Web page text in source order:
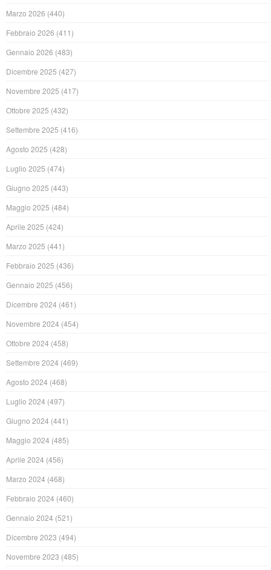
Marzo 2026 (440)
Febbraio 2026 (411)
Gennaio 2026 (483)
Dicembre 2025 (427)
Novembre 2025 (417)
Ottobre 2025 (432)
Settembre 2025 (416)
Agosto 2025 (428)
Luglio 2025 (474)
Giugno 2025 (443)
Maggio 2025 (484)
Aprile 2025 (424)
Marzo 2025 (441)
Febbraio 2025 (436)
Gennaio 2025 (456)
Dicembre 2024 (461)
Novembre 2024 (454)
Ottobre 2024 (458)
Settembre 2024 (469)
Agosto 2024 (468)
Luglio 2024 (497)
Giugno 2024 (441)
Maggio 2024 (485)
Aprile 2024 (456)
Marzo 2024 (468)
Febbraio 2024 (460)
Gennaio 2024 (521)
Dicembre 2023 (494)
Novembre 2023 (485)